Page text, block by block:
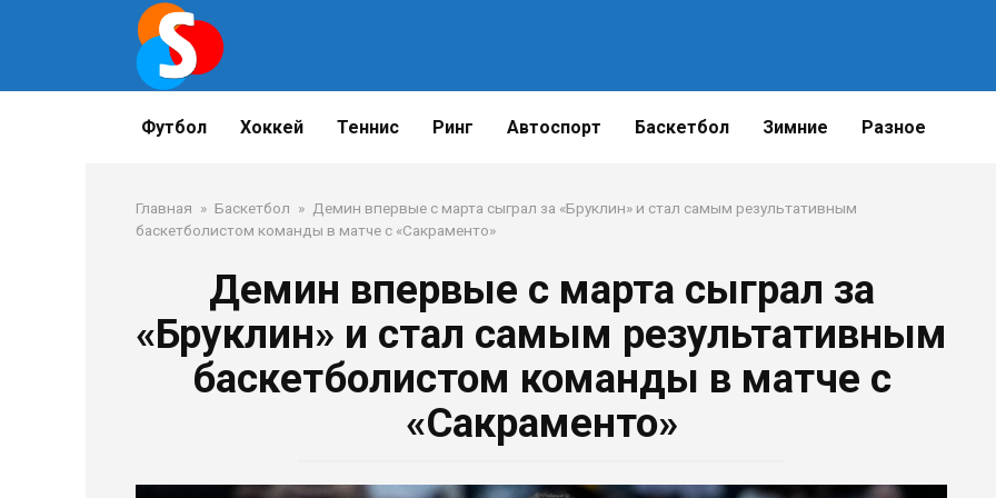
Футбол Хоккей Теннис Ринг Автоспорт Баскетбол Зимние Разное
Главная » Баскетбол » Демин впервые с марта сыграл за «Бруклин» и стал самым результативным
баскетболистом команды в матче с «Сакраменто»
Демин впервые с марта сыграл за
«Бруклин» и стал самым результативным
баскетболистом команды в матче с
«Сакраменто»